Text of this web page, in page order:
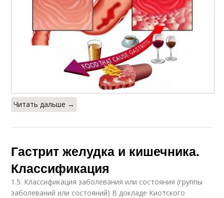
Читать дальше →
Гастрит желудка и кишечника.
Классификация
1.5. Классификация заболевания или состояния (группы
заболеваний или состояний) В докладе Киотского